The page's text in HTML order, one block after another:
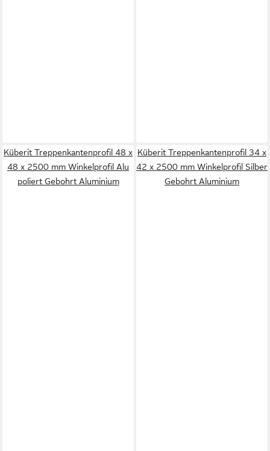
Küberit Treppenkantenprofil 48 x
48 x 2500 mm Winkelprofil Alu
poliert Gebohrt Aluminium
Küberit Treppenkantenprofil 34 x
42 x 2500 mm Winkelprofil Silber
Gebohrt Aluminium